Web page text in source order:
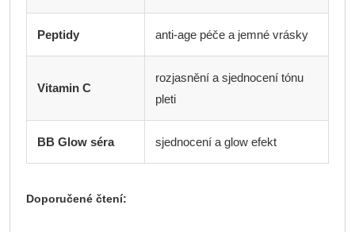
Peptidy anti-age péče a jemné vrásky
Vitamin C
rozjasnění a sjednocení tónu
pleti
BB Glow séra sjednocení a glow efekt
Doporučené čtení: